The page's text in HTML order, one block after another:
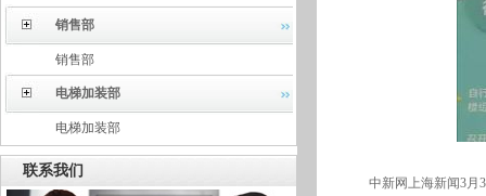
销售部
销售部
电梯加装部
电梯加装部
联系我们
中新网上海新闻3月